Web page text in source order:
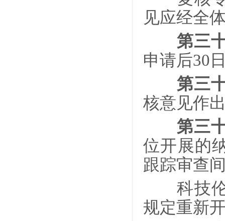
见应经全
第三
申请后30
第三
核意见作
第三
位开展的
跟踪审查
科技伦
规定重新